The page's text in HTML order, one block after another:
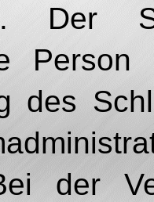
Der
des
der